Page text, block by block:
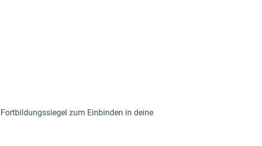
zum Einbinden in deine